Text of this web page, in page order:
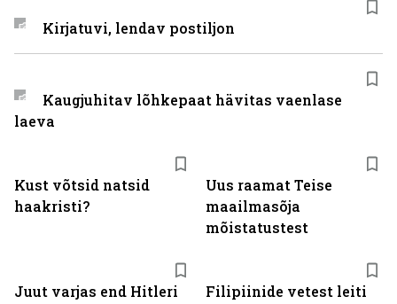
Kust võtsid natsid
haakristi?
Uus raamat Teise
maailmasõja
mõistatustest
Juut varjas end Hitleri
Filipiinide vetest leiti
Kirjatuvi, lendav postiljon
Kaugjuhitav lõhkepaat hävitas vaenlase
laeva